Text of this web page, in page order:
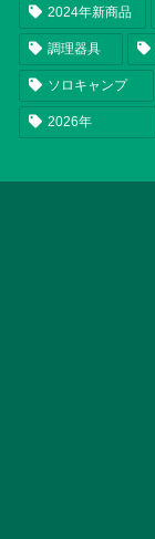
2024年新商品
調理器具
ソロキャンプ
2026年